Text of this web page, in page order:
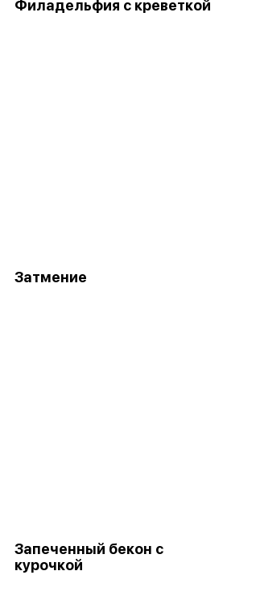
Филадельфия с креветкой
Затмение
Запеченный бекон с
курочкой